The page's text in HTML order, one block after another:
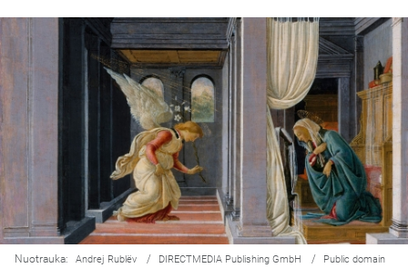
Nuotrauka: Andrej Rublëv / DIRECTMEDIA Publishing GmbH / Public domain